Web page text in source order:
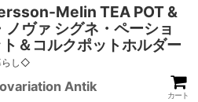
Melin TEA POT &
ヴァ シグネ・ペーショ
＆コルクポットホルダー
らし◇
Antik
カート